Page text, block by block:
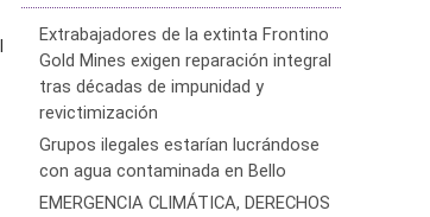
Extrabajadores de la extinta Frontino
Gold Mines exigen reparación integral
tras décadas de impunidad y
revictimización
Grupos ilegales estarían lucrándose
con agua contaminada en Bello
EMERGENCIA CLIMÁTICA, DERECHOS